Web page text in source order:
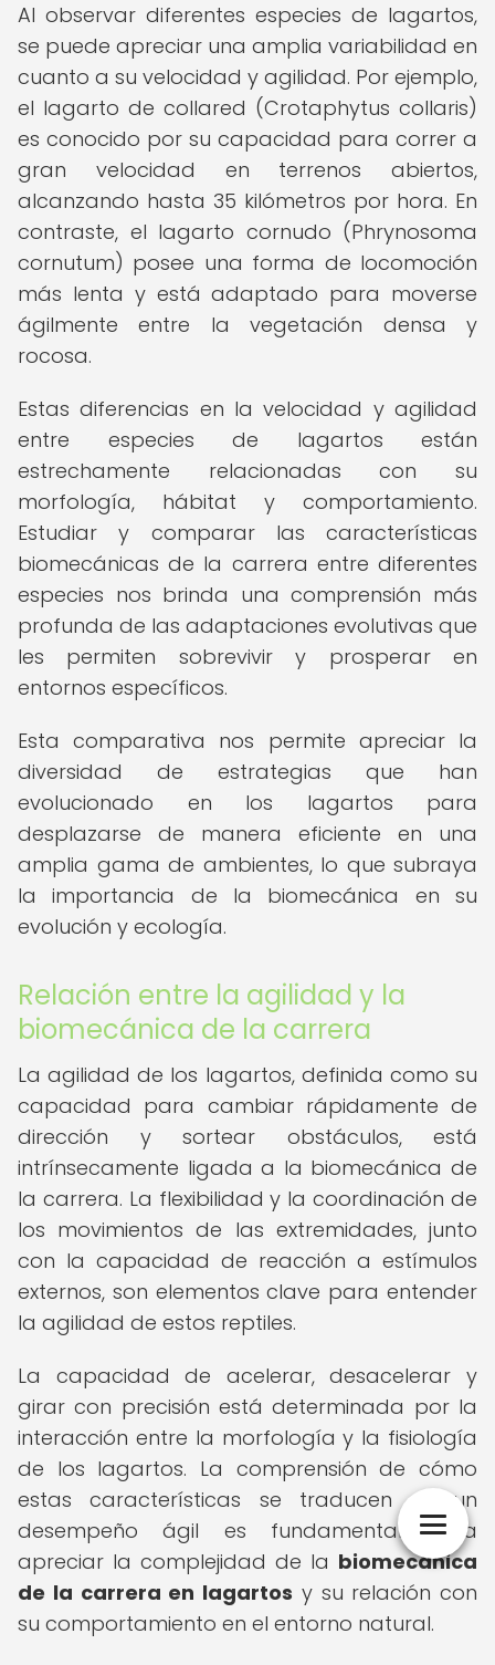
Al observar diferentes especies de lagartos,
se puede apreciar una amplia variabilidad en
cuanto a su velocidad y agilidad. Por ejemplo,
el lagarto de collared (Crotaphytus collaris)
es conocido por su capacidad para correr a
gran velocidad en terrenos abiertos,
alcanzando hasta 35 kilómetros por hora. En
contraste, el lagarto cornudo (Phrynosoma
cornutum) posee una forma de locomoción
más lenta y está adaptado para moverse
ágilmente entre la vegetación densa y
rocosa.
Estas diferencias en la velocidad y agilidad
entre especies de lagartos están
estrechamente relacionadas con su
morfología, hábitat y comportamiento.
Estudiar y comparar las características
biomecánicas de la carrera entre diferentes
especies nos brinda una comprensión más
profunda de las adaptaciones evolutivas que
les permiten sobrevivir y prosperar en
entornos específicos.
Esta comparativa nos permite apreciar la
diversidad de estrategias que han
evolucionado en los lagartos para
desplazarse de manera eficiente en una
amplia gama de ambientes, lo que subraya
la importancia de la biomecánica en su
evolución y ecología.
Relación entre la agilidad y la
biomecánica de la carrera
La agilidad de los lagartos, definida como su
capacidad para cambiar rápidamente de
dirección y sortear obstáculos, está
intrínsecamente ligada a la biomecánica de
la carrera. La flexibilidad y la coordinación de
los movimientos de las extremidades, junto
con la capacidad de reacción a estímulos
externos, son elementos clave para entender
la agilidad de estos reptiles.
La capacidad de acelerar, desacelerar y
girar con precisión está determinada por la
interacción entre la morfología y la fisiología
de los lagartos. La comprensión de cómo
estas características se traducen en un
desempeño ágil es fundamental para
apreciar la complejidad de la biomecánica
de la carrera en lagartos y su relación con
su comportamiento en el entorno natural.